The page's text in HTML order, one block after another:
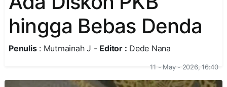
hingga Bebas Denda
Penulis: Mutmainah J - Editor : Dede Nana
11 - May - 2026, 16:40